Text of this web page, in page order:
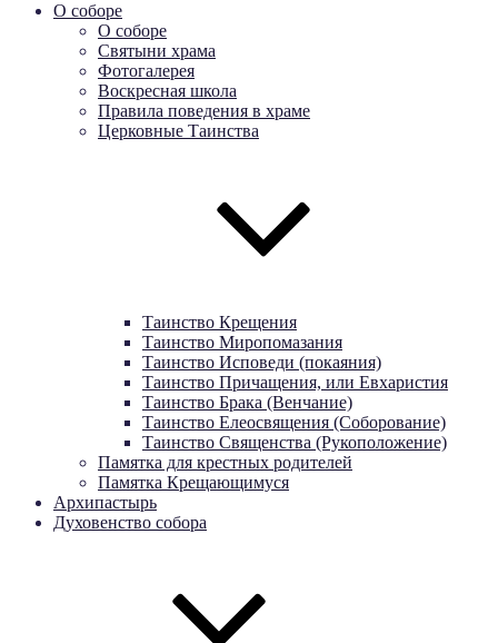
О соборе
О соборе
Святыни храма
Фотогалерея
Воскресная школа
Правила поведения в храме
Церковные Таинства
Таинство Крещения
Таинство Миропомазания
Таинство Исповеди (покаяния)
Таинство Причащения, или Евхаристия
Таинство Брака (Венчание)
Таинство Елеосвящения (Соборование)
Таинство Священства (Рукоположение)
Памятка для крестных родителей
Памятка Крещающимуся
Архипастырь
Духовенство собора